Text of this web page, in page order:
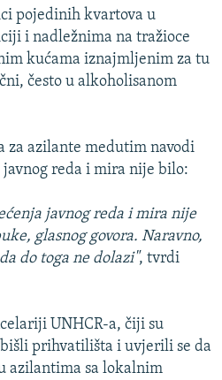
pojedinih kvartova u
i nadležnima na tražioce
kućama iznajmljenim za tu
često u alkoholisanom
za azilante medutim navodi
reda i mira nije bilo:
javnog reda i mira nije
glasnog govora. Naravno,
do toga ne dolazi", tvrdi
UNHCR-a, čiji su
prihvatilišta i uvjerili se da
azilantima sa lokalnim